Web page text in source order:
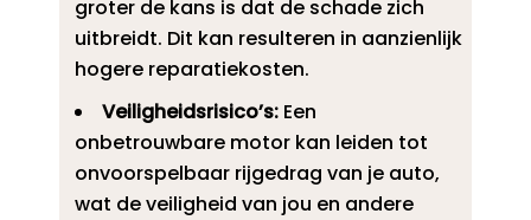
groter de kans is dat de schade zich
uitbreidt.​ Dit kan resulteren in aanzienlijk
hogere reparatiekosten.​
Veiligheidsrisico’s:Een
onbetrouwbare motor kan leiden tot
onvoorspelbaar rijgedrag van je auto,
wat de veiligheid van jou en andere